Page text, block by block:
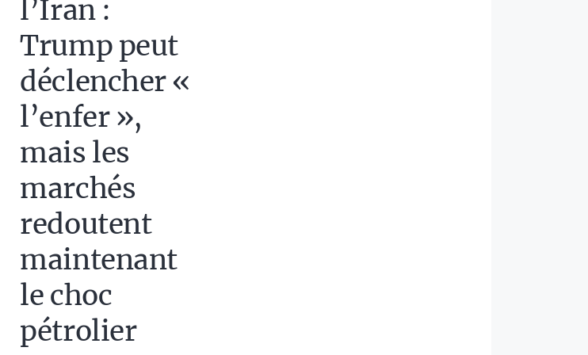
l’Iran :
Trump peut
déclencher «
l’enfer »,
mais les
marchés
redoutent
maintenant
le choc
pétrolier